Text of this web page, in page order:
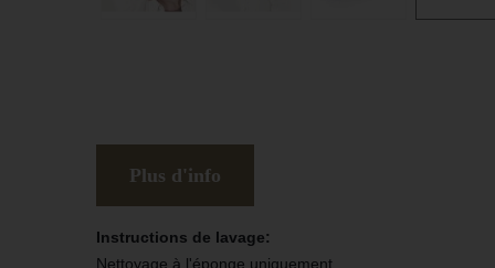
Plus d'info
Instructions de lavage:
Nettoyage à l'éponge uniquement